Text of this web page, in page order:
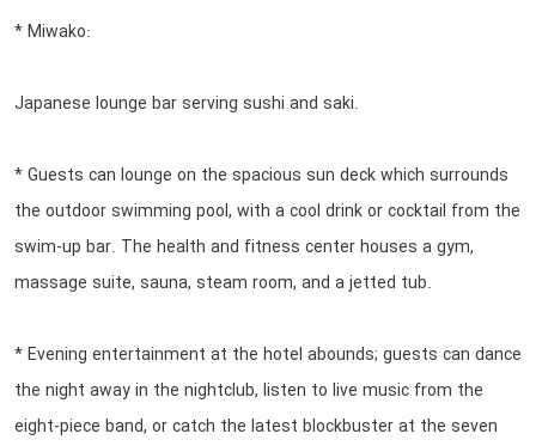
* Miwako:
Japanese lounge bar serving sushi and saki.
* Guests can lounge on the spacious sun deck which surrounds
the outdoor swimming pool, with a cool drink or cocktail from the
swim-up bar. The health and fitness center houses a gym,
massage suite, sauna, steam room, and a jetted tub.
* Evening entertainment at the hotel abounds; guests can dance
the night away in the nightclub, listen to live music from the
eight-piece band, or catch the latest blockbuster at the seven